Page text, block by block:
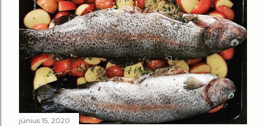
június 15, 2020